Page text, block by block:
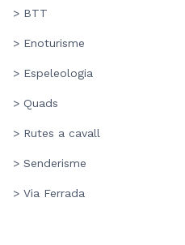
> BTT
> Enoturisme
> Espeleologia
> Quads
> Rutes a cavall
> Senderisme
> Via Ferrada